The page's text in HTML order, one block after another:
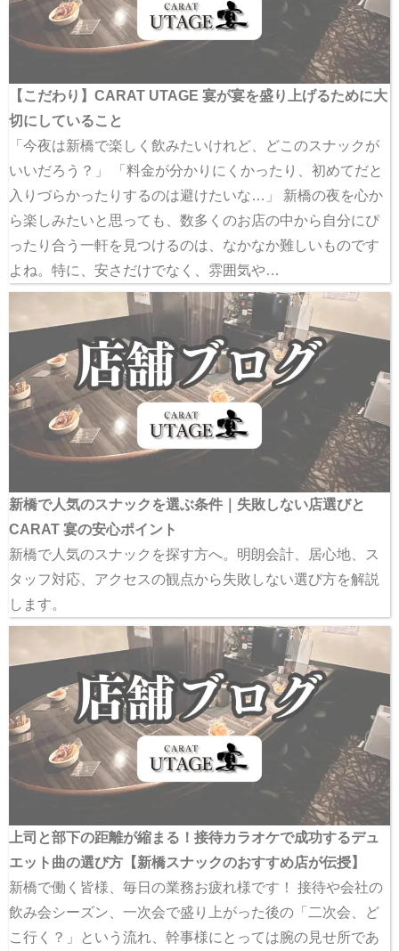
【こだわり】CARAT UTAGE 宴が宴を盛り上げるために大
切にしていること
「今夜は新橋で楽しく飲みたいけれど、どこのスナックが
いいだろう？」 「料金が分かりにくかったり、初めてだと
入りづらかったりするのは避けたいな…」 新橋の夜を心か
ら楽しみたいと思っても、数多くのお店の中から自分にぴ
ったり合う一軒を見つけるのは、なかなか難しいものです
よね。特に、安さだけでなく、雰囲気や…
新橋で人気のスナックを選ぶ条件｜失敗しない店選びと
CARAT 宴の安心ポイント
新橋で人気のスナックを探す方へ。明朗会計、居心地、ス
タッフ対応、アクセスの観点から失敗しない選び方を解説
します。
上司と部下の距離が縮まる！接待カラオケで成功するデュ
エット曲の選び方【新橋スナックのおすすめ店が伝授】
新橋で働く皆様、毎日の業務お疲れ様です！ 接待や会社の
飲み会シーズン、一次会で盛り上がった後の「二次会、ど
こ行く？」という流れ、幹事様にとっては腕の見せ所であ